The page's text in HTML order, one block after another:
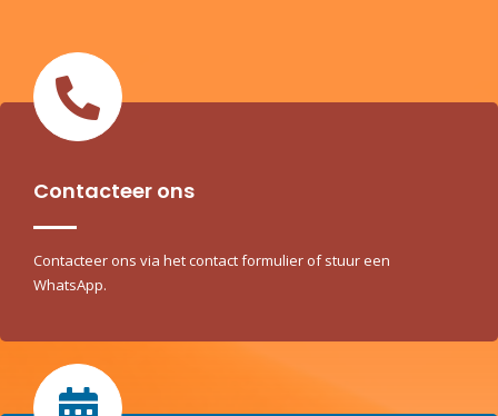
Contacteer ons
Contacteer ons via het contact formulier of stuur een
WhatsApp.